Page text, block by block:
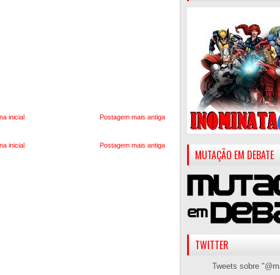
Postagem mais antiga
inicial
Postagem mais antiga
inicial
MUTAÇÃO EM DEBATE
TWITTER
Tweets sobre